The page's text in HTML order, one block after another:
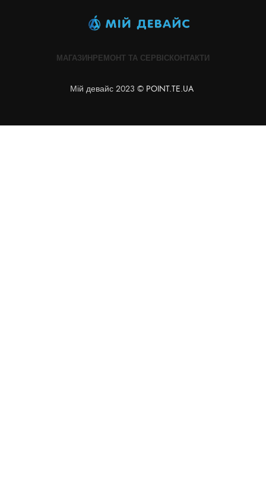
МАГАЗИНРЕМОНТ ТА СЕРВІСКОНТАКТИ
Мій девайс 2023 © POINT.TE.UA